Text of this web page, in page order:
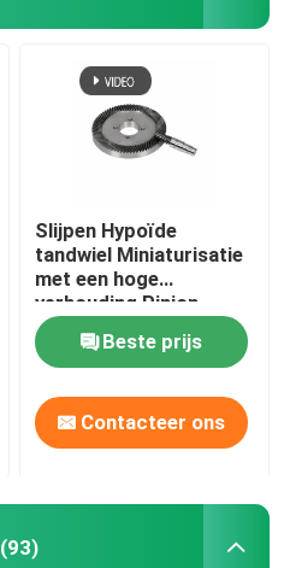
Slijpen Hypoïde
tandwiel Miniaturisatie
met een hoge
verhouding Pinion
Verhard oppervlak
Beste prijs
Contacteer ons
(93)